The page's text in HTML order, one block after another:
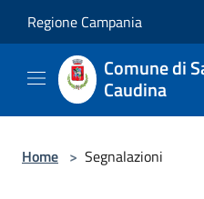
Regione Campania
Comune di
Caudina
Home > Segnalazioni